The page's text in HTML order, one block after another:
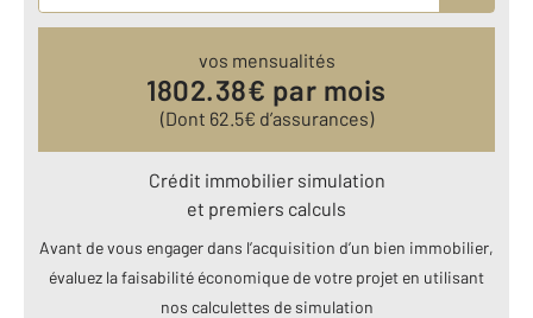
vos mensualités
1802.38€ par mois
(Dont 62.5€ d’assurances)
Crédit immobilier simulation
et premiers calculs
Avant de vous engager dans l’acquisition d’un bien immobilier,
évaluez la faisabilité économique de votre projet en utilisant
nos calculettes de simulation